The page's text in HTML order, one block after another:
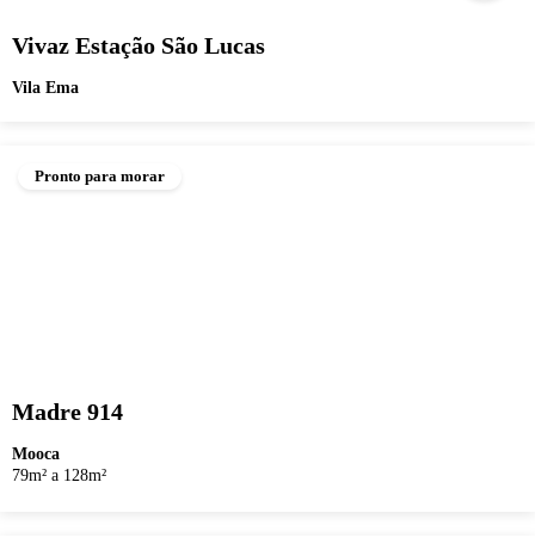
Vivaz Estação São Lucas
Vila Ema
Pronto para morar
Madre 914
Mooca
79m² a 128m²